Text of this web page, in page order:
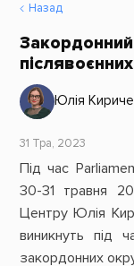
Назад
Юлія
31 Тра, 2023
Під час
30-31 травня
Центру Юлія
виникнуть під
закордонних